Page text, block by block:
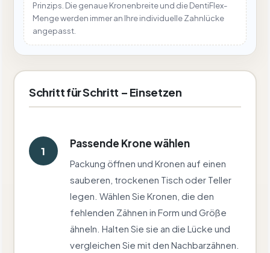
Prinzips. Die genaue Kronenbreite und die DentiFlex-
Menge werden immer an Ihre individuelle Zahnlücke
angepasst.
Schritt für Schritt – Einsetzen
1
Passende Krone wählen
Packung öffnen und Kronen auf einen
sauberen, trockenen Tisch oder Teller
legen. Wählen Sie Kronen, die den
fehlenden Zähnen in Form und Größe
ähneln. Halten Sie sie an die Lücke und
vergleichen Sie mit den Nachbarzähnen.